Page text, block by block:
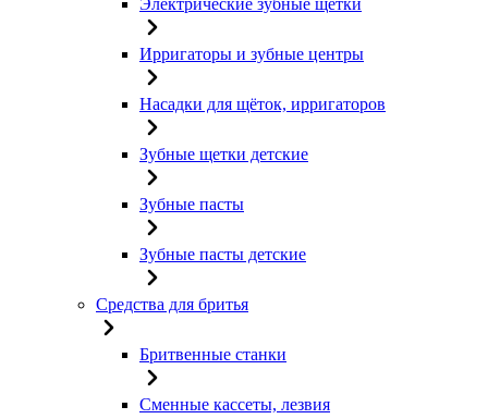
Электрические зубные щетки
Ирригаторы и зубные центры
Насадки для щёток, ирригаторов
Зубные щетки детские
Зубные пасты
Зубные пасты детские
Средства для бритья
Бритвенные станки
Сменные кассеты, лезвия